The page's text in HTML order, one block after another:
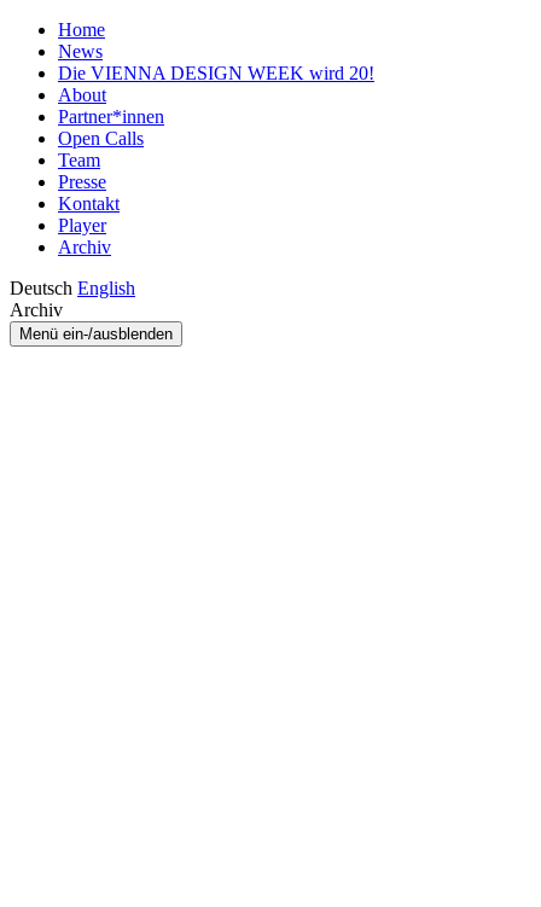
Home
News
Die VIENNA DESIGN WEEK wird 20!
About
Partner*innen
Open Calls
Team
Presse
Kontakt
Player
Archiv
Deutsch English
Archiv
Menü ein-/ausblenden